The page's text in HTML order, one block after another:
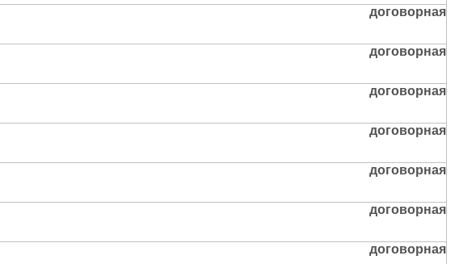
договорная
договорная
договорная
договорная
договорная
договорная
договорная